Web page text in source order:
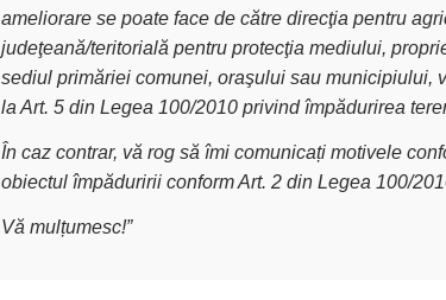
ameliorare se poate face de către direcţia pentru
judeţeană/teritorială pentru protecţia mediului,
sediul primăriei comunei, oraşului sau municipiului,
la Art. 5 din Legea 100/2010 privind împădurirea
În caz contrar, vă rog să îmi comunicați motivele
obiectul împăduririi conform Art. 2 din Legea 100/
Vă mulțumesc!”